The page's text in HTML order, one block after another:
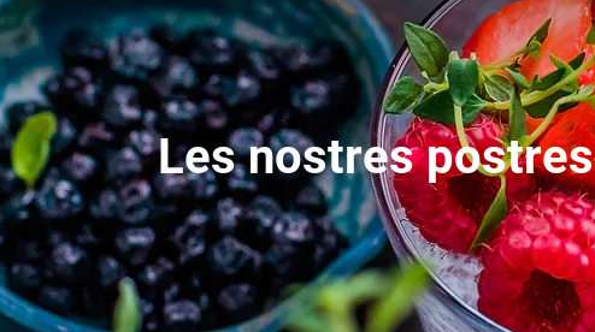
Les nostres postres